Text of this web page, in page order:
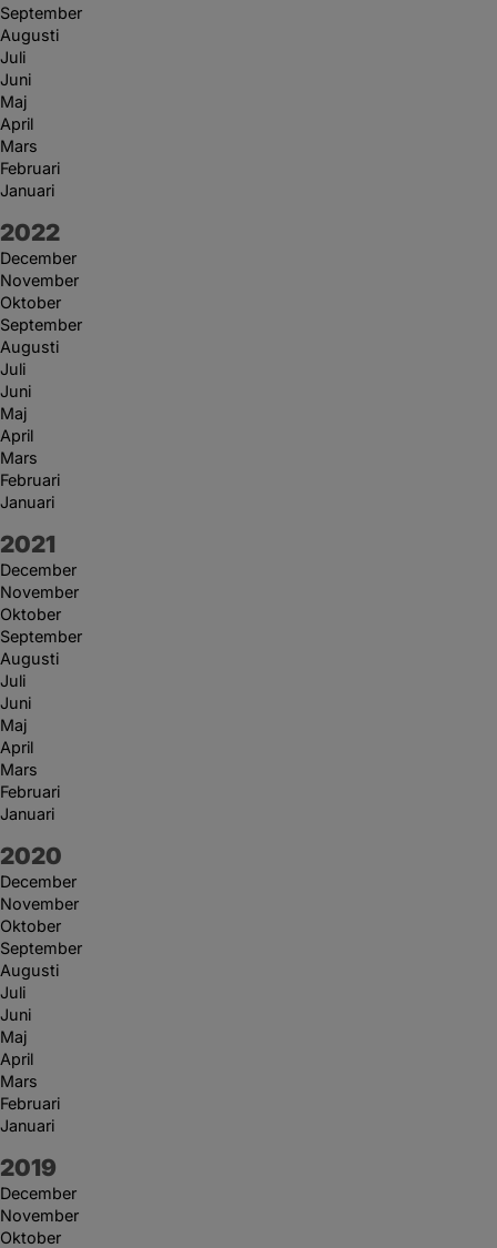
September
Augusti
Juli
Juni
Maj
April
Mars
Februari
Januari
År:
2022
December
November
Oktober
September
Augusti
Juli
Juni
Maj
April
Mars
Februari
Januari
År:
2021
December
November
Oktober
September
Augusti
Juli
Juni
Maj
April
Mars
Februari
Januari
År:
2020
December
November
Oktober
September
Augusti
Juli
Juni
Maj
April
Mars
Februari
Januari
År:
2019
December
November
Oktober